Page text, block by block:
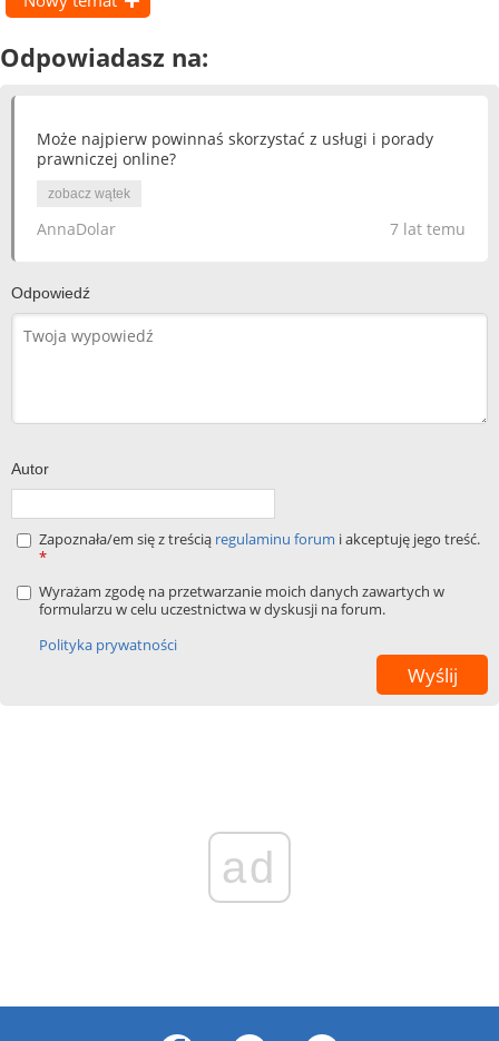
Odpowiadasz na:
Może najpierw powinnaś skorzystać z usługi i porady
prawniczej online?
zobacz wątek
7 lat temu
AnnaDolar
Odpowiedź
Autor
Zapoznała/em się z treścią regulaminu forum i akceptuję jego treść.
*
Wyrażam zgodę na przetwarzanie moich danych zawartych w
formularzu w celu uczestnictwa w dyskusji na forum.
Polityka prywatności
ad